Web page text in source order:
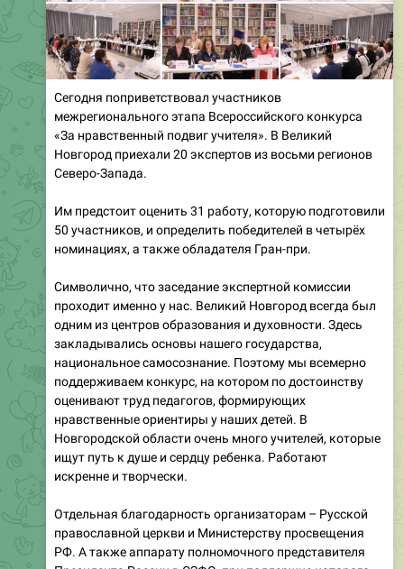
Сегодня поприветствовал участников
межрегионального этапа Всероссийского конкурса
«За нравственный подвиг учителя». В Великий
Новгород приехали 20 экспертов из восьми регионов
Северо-Запада.
Им предстоит оценить 31 работу, которую подготовили
номинациях, а также обладателя Гран-при.
Символично, что заседание экспертной комиссии
одним из центров образования и духовности. Здесь
закладывались основы нашего государства,
национальное самосознание. Поэтому мы всемерно
поддерживаем конкурс, на котором по достоинству
оценивают труд педагогов, формирующих
нравственные ориентиры у наших детей. В
Новгородской области очень много учителей, которые
ищут путь к душе и сердцу ребенка. Работают
искренне и творчески.
Отдельная благодарность организаторам – Русской
РФ. А также аппарату полномочного представителя
Президента России в СЗФО, при поддержке которого
проходит конкурс.